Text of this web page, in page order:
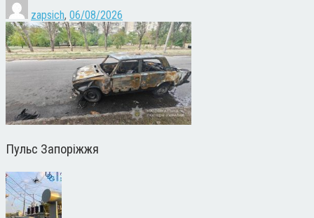
zapsich, 06/08/2026
Пульс Запоріжжя